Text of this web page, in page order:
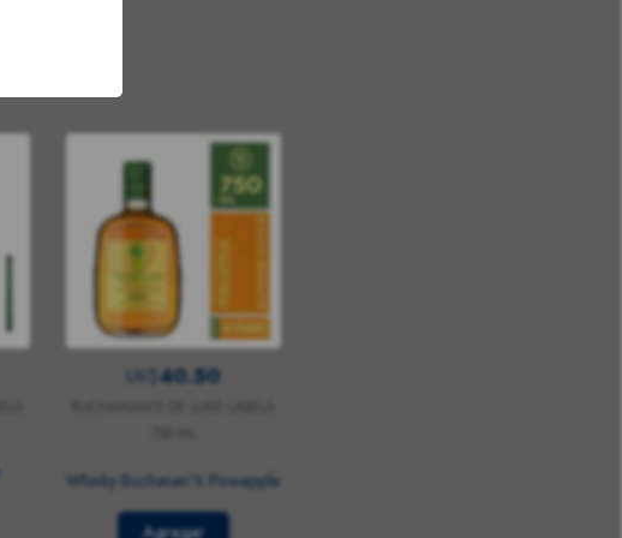
US$ 40.50
Whisky Buchanan'S Pineapple
Agregar